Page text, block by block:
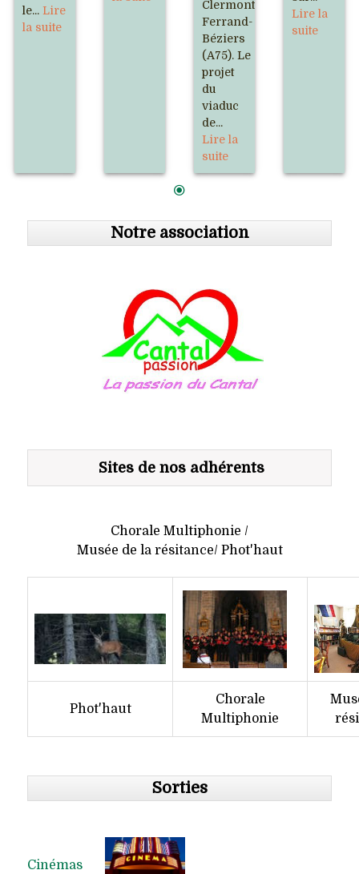
le... Lire
la suite
Clermont-
Ferrand-
Béziers
(A75). Le
projet
du
viaduc
de...
Lire la
suite
Lire la
suite
Notre association
Sites de nos adhérents
Chorale Multiphonie /
Musée de la résitance/ Phot'haut
Phot'haut
Chorale
Multiphonie
Sorties
Cinémas